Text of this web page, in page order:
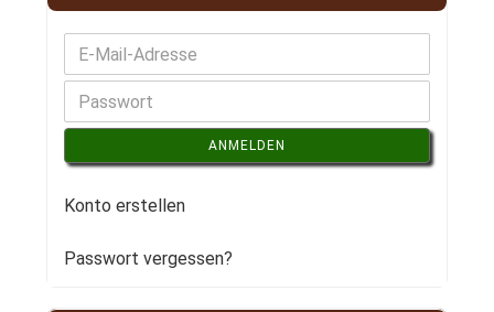
ANMELDEN
Konto erstellen
Passwort vergessen?